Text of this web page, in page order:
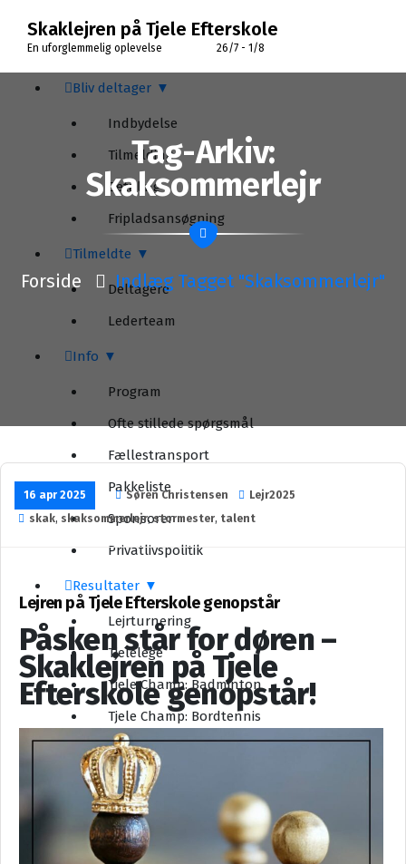
indhold
Skaklejren på Tjele Efterskole
En uforglemmelig oplevelse 26/7 - 1/8
Bliv deltager
Indbydelse
Tilmelding
Betaling
Fripladsansøgning
Tilmeldte
Deltagere
Lederteam
Info
Program
Ofte stillede spørgsmål
Fællestransport
Pakkeliste
Sponsorer
Privatlivspolitik
Resultater
Lejrturnering
Tjelelege
Tjele Champ: Badminton
Tjele Champ: Bordtennis
Tjele Challenge
Lyn
Medier
Skaklejren 2026
Tag-Arkiv:
Skaksommerlejr
Forside Indlæg Tagget "skaksommerlejr"
16 apr 2025 Søren Christensen
Lejr2025
skak, skaksommerlejr,stormester, talent
Lejren på Tjele Efterskole genopstår
Påsken står for døren –
Skaklejren på Tjele
Efterskole genopstår!